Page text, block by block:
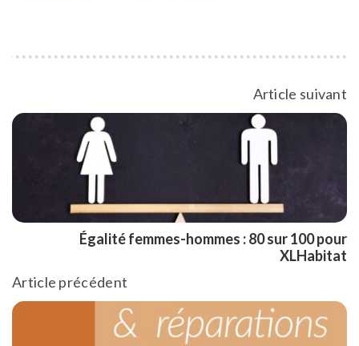
Article précédent
Article suivant
Égalité femmes-hommes : 80 sur 100 pour
XLHabitat